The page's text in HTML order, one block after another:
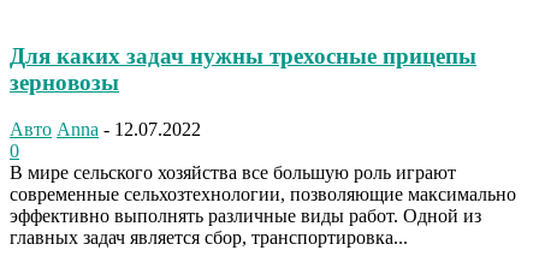
Для каких задач нужны трехосные прицепы
зерновозы
Авто Anna - 12.07.2022
0
В мире сельского хозяйства все большую роль играют
современные сельхозтехнологии, позволяющие максимально
эффективно выполнять различные виды работ. Одной из
главных задач является сбор, транспортировка...